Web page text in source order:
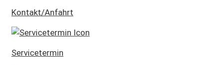
Kontakt/Anfahrt
Servicetermin